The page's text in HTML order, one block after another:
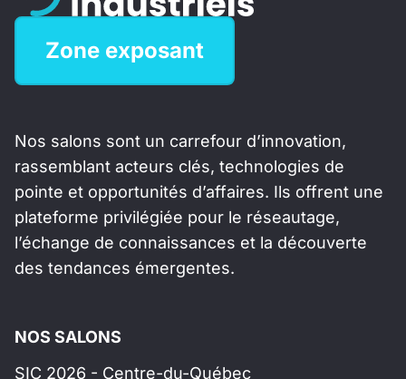
Zone exposant
Nos salons sont un carrefour d’innovation,
rassemblant acteurs clés, technologies de
pointe et opportunités d’affaires. Ils offrent une
plateforme privilégiée pour le réseautage,
l’échange de connaissances et la découverte
des tendances émergentes.
NOS SALONS
SIC 2026 - Centre-du-Québec